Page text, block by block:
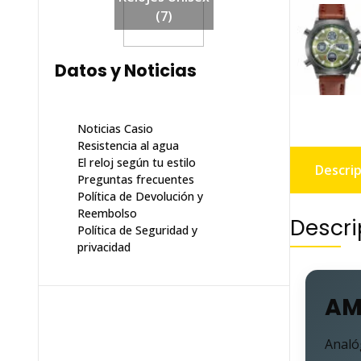
(7)
Datos y Noticias
Noticias Casio
Resistencia al agua
El reloj según tu estilo
Preguntas frecuentes
Política de Devolución y
Reembolso
Política de Seguridad y
privacidad